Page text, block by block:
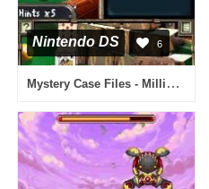
Nintendo DS 6
Mystery Case Files - MillionHeir (USA) (En,Fr,Es)